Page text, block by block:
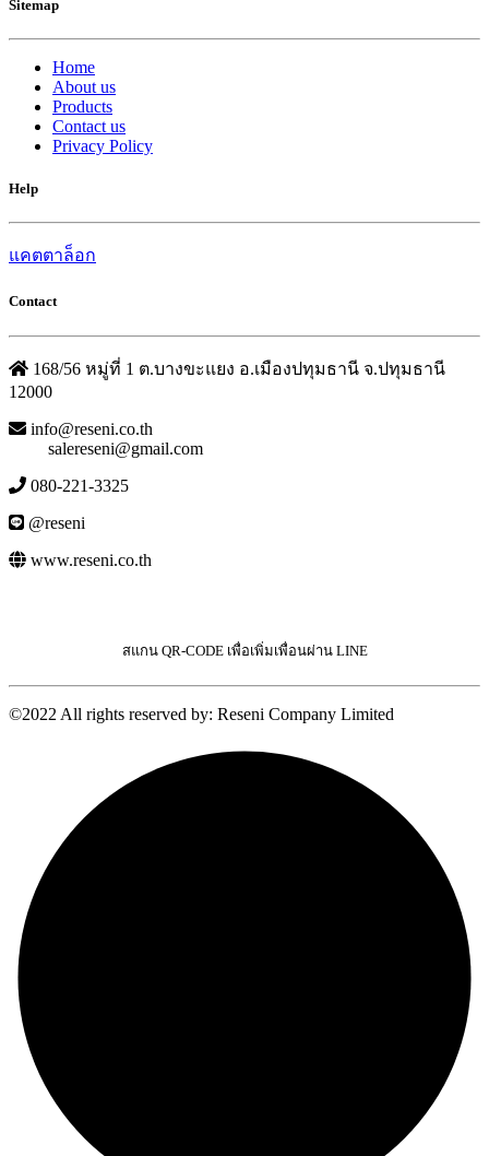
Sitemap
Home
About us
Products
Contact us
Privacy Policy
Help
แคตตาล็อก
Contact
168/56 หมู่ที่ 1 ต.บางขะแยง อ.เมืองปทุมธานี จ.ปทุมธานี
12000
info@reseni.co.th
salereseni@gmail.com
080-221-3325
@reseni
www.reseni.co.th
สแกน QR-CODE เพื่อเพิ่มเพื่อนผ่าน LINE
©2022 All rights reserved by: Reseni Company Limited